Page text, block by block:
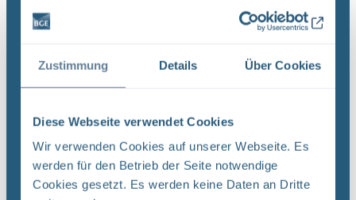
Zustimmung Details Über Cookies
Diese Webseite verwendet Cookies
Wir verwenden Cookies auf unserer Webseite. Es
werden für den Betrieb der Seite notwendige
Cookies gesetzt. Es werden keine Daten an Dritte
der Schließung setzt die BGE die
Landesverordnungen von ...
BGE Asse Endlager Konrad Endlager Morsleben Die
Infostellen Asse, Konrad und Morsleben bleiben
am Mittwoch, den 23. Oktober 2019 aufgrund
einer internen Veranstaltung geschlossen. Auch